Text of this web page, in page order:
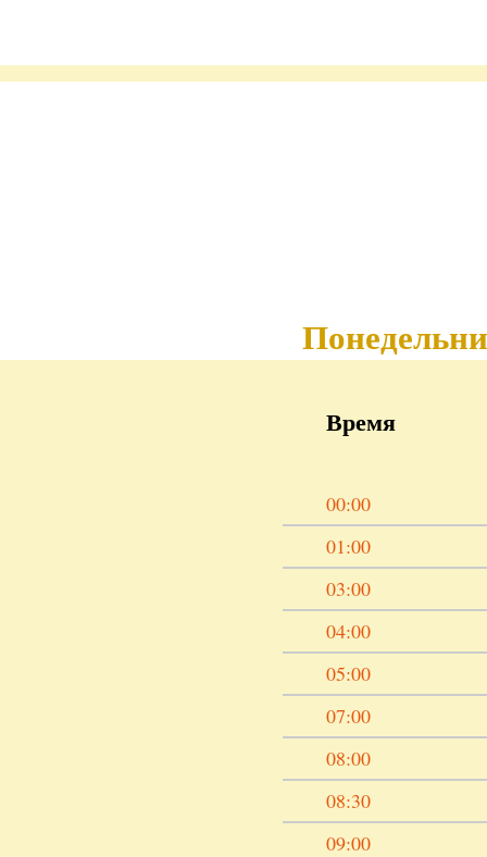
Время
00:00
01:00
03:00
04:00
05:00
07:00
08:00
08:30
09:00